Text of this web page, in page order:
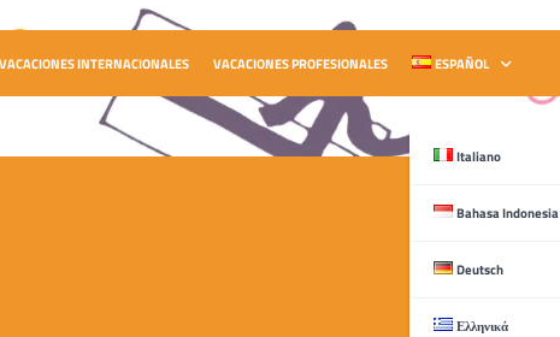
VACACIONES INTERNACIONALES VACACIONES PROFESIONALES ESPAÑOL
Italiano
Bahasa Indonesia
Deutsch
Ελληνικά